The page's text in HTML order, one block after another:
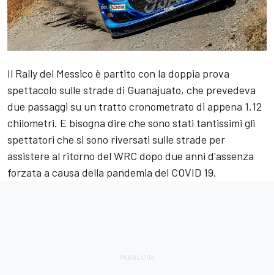
Il Rally del Messico è partito con la doppia prova
spettacolo sulle strade di Guanajuato, che prevedeva
due passaggi su un tratto cronometrato di appena 1,12
chilometri. E bisogna dire che sono stati tantissimi gli
spettatori che si sono riversati sulle strade per
assistere al ritorno del WRC dopo due anni d'assenza
forzata a causa della pandemia del COVID 19.